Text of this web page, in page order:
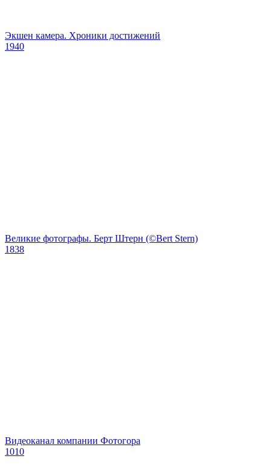
Экшен камера. Хроники достижений
1940
Великие фотографы. Берт Штерн (©Bert Stern)
1838
Видеоканал компании Фотогора
1010